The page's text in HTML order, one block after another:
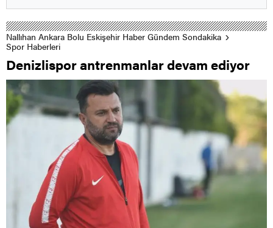
Nallıhan Ankara Bolu Eskişehir Haber Gündem Sondakika
Spor Haberleri
Denizlispor antrenmanlar devam ediyor